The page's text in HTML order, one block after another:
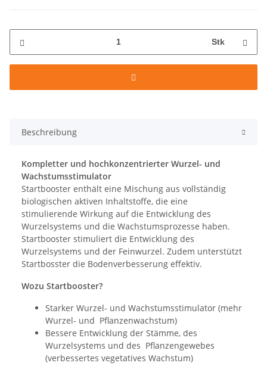
Stk
Beschreibung
Kompletter und hochkonzentrierter Wurzel- und
Wachstumsstimulator
Startbooster enthält eine Mischung aus vollständig
biologischen aktiven Inhaltstoffe, die eine
stimulierende Wirkung auf die Entwicklung des
Wurzelsystems und die Wachstumsprozesse haben.
Startbooster stimuliert die Entwicklung des
Wurzelsystems und der Feinwurzel. Zudem unterstützt
Startbosster die Bodenverbesserung effektiv.
Wozu Startbooster?
Starker Wurzel- und Wachstumsstimulator (mehr
Wurzel- und Pflanzenwachstum)
Bessere Entwicklung der Stämme, des
Wurzelsystems und des Pflanzengewebes
(verbessertes vegetatives Wachstum)